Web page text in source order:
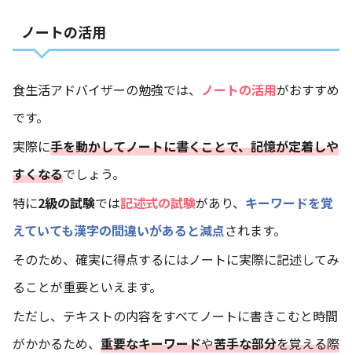
ノートの活用
食生活アドバイザーの勉強では、 ノートの活用がおすすめ
です。
実際に手を動かしてノートに書くことで、記憶が定着しや
すくなるでしょう。
特に2級の試験では記述式の試験があり、 キーワードを覚
えていても漢字の間違いがあると減点されます。
そのため、確実に得点するにはノートに実際に記述してみ
ることが重要といえます。
ただし、テキストの内容をすべてノートに書きこむと時間
がかかるため、 重要なキーワードや苦手な部分を覚える際